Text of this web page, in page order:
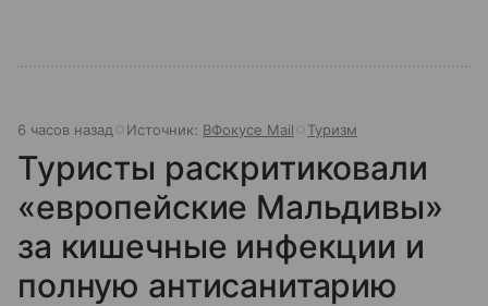
6 часов назад Источник: ВФокусе Mail Туризм
Туристы раскритиковали
«европейские Мальдивы»
за кишечные инфекции и
полную антисанитарию